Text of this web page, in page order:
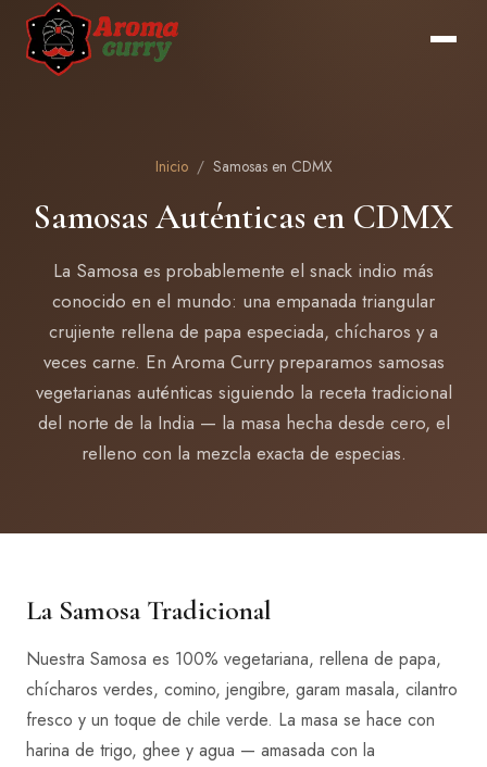
Inicio / Samosas en CDMX
Samosas Auténticas en CDMX
La Samosa es probablemente el snack indio más
conocido en el mundo: una empanada triangular
crujiente rellena de papa especiada, chícharos y a
veces carne. En Aroma Curry preparamos samosas
vegetarianas auténticas siguiendo la receta tradicional
del norte de la India — la masa hecha desde cero, el
relleno con la mezcla exacta de especias.
La Samosa Tradicional
Nuestra Samosa es 100% vegetariana, rellena de papa,
chícharos verdes, comino, jengibre, garam masala, cilantro
fresco y un toque de chile verde. La masa se hace con
harina de trigo, ghee y agua — amasada con la